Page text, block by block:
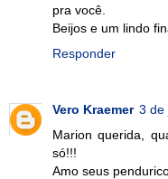
pra você.
Beijos e um lindo
Responder
Vero Kraemer 3 de
Marion querida,
só!!!
Amo seus